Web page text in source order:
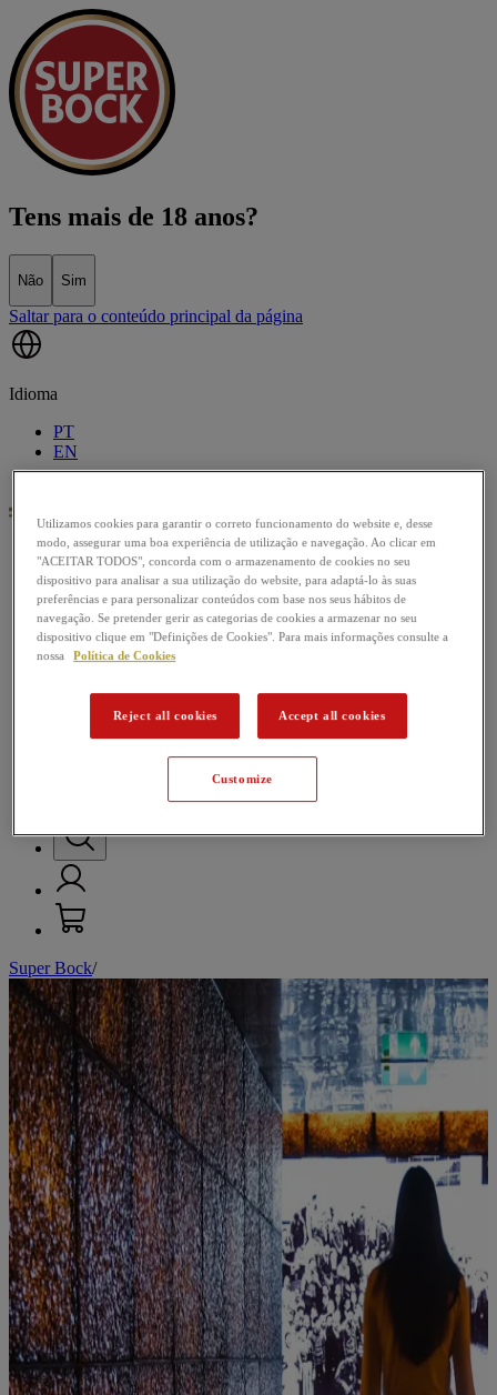
Tens mais de 18 anos?
Não Sim
Saltar para o conteúdo principal da página
Idioma
PT
EN
Nossas cervejas
Passatempos
Música
Super Bock/
Utilizamos cookies para garantir o correto funcionamento do website e, desse
modo, assegurar uma boa experiência de utilização e navegação. Ao clicar em
"ACEITAR TODOS", concorda com o armazenamento de cookies no seu
dispositivo para analisar a sua utilização do website, para adaptá-lo às suas
preferências e para personalizar conteúdos com base nos seus hábitos de
navegação. Se pretender gerir as categorias de cookies a armazenar no seu
dispositivo clique em "Definições de Cookies". Para mais informações consulte a
nossa
Política de Cookies
Reject all cookies Accept all cookies
Customize